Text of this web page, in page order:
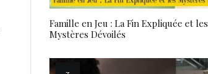
Famille en Jeu : La Fin Expliquée et les
Mystères Dévoilés